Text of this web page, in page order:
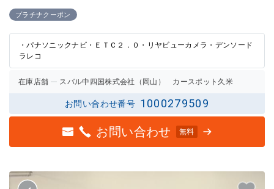
プラチナクーポン
・パナソニックナビ・ＥＴＣ２．０・リヤビューカメラ・デンソード
ラレコ
在庫店舗 スバル中四国株式会社（岡山） カースポット久米
お問い合わせ番号 1000279509
お問い合わせ 無料